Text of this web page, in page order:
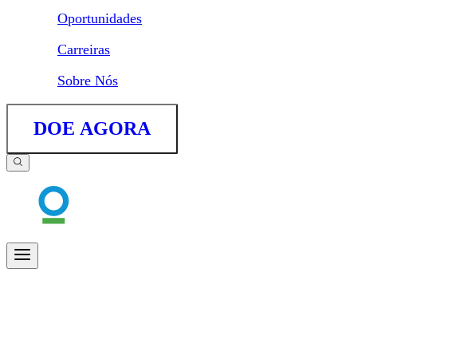
Oportunidades
Carreiras
Sobre Nós
DOE AGORA